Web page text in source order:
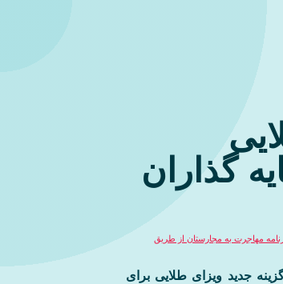
گذاران
مهاجرت به مجارستان از طریق
جدید ویزای طلایی برای